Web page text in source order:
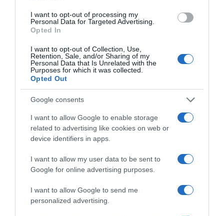
I want to opt-out of processing my
Personal Data for Targeted Advertising.
Opted In
I want to opt-out of Collection, Use,
Retention, Sale, and/or Sharing of my
Personal Data that Is Unrelated with the
Purposes for which it was collected.
Opted Out
Google consents
I want to allow Google to enable storage
related to advertising like cookies on web or
device identifiers in apps.
I want to allow my user data to be sent to
Google for online advertising purposes.
I want to allow Google to send me
personalized advertising.
Το Ιράν απαιτεί οι ΗΠΑ να δεχτούν
ξανανοίξει το Ορμούζ